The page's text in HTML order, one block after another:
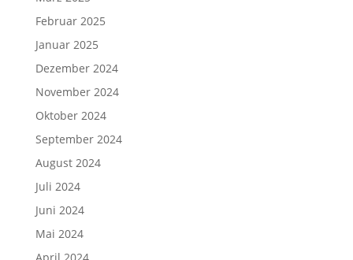
Februar 2025
Januar 2025
Dezember 2024
November 2024
Oktober 2024
September 2024
August 2024
Juli 2024
Juni 2024
Mai 2024